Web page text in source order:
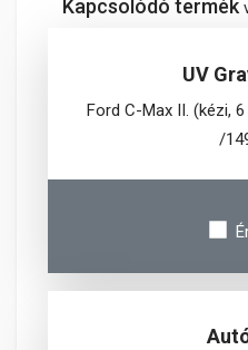
Kapcsolódó termék
UV
Ford C-Max II. (kézi,
/